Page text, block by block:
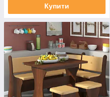
Купити